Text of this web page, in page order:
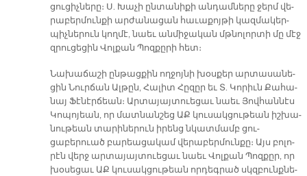
ցու­ցիչ­նե­րը։ Ս. Խա­չի ըն­տա­նի­քի ան­դամ­նե­րը ջերմ վե­
րա­բեր­մուն­քի ար­ժա­նա­ցան հա­ւա­քոյ­թի կազ­մա­կեր­
պիչ­նե­րուն կող­մէ, նաեւ ան­մի­ջա­կան մթնո­լոր­տի մը մէջ
զրու­ցե­ցին Վոլ­քան Պոզ­քը­րի հետ։
Նա­խա­ճա­շի ըն­թաց­քին ող­ջոյ­նի խօս­քեր ար­տա­սա­նե­
ցին Նուր­ճան Ալ­թըն, Հա­լիտ Հը­զըր եւ Տ. Կո­րիւն Քա­հա­
նայ Ֆէ­նէր­ճեան։ Ար­տա­յայ­տուե­ցաւ նաեւ Յով­հան­նէս
Կո­պո­յեան, որ մատ­նան­շեց ԱՔ կու­սակ­ցու­թեան իշ­խա­
նու­թեան տա­րի­նե­րուն ի­րենց նկատ­մամբ ցու­
ցաբերուած բա­րեա­ցա­կամ վե­րա­բեր­մուն­քը։ Այս բո­լո­
րէն վերջ ար­տա­յայ­տուե­ցաւ նաեւ Վոլ­քան Պոզ­քըր, որ
խօ­սե­ցաւ ԱՔ կու­սակ­ցու­թեան որ­դեգ­րած սկզբունք­նե­